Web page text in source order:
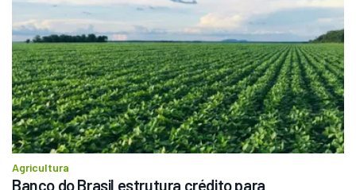
Agricultura
Banco do Brasil estrutura crédito para